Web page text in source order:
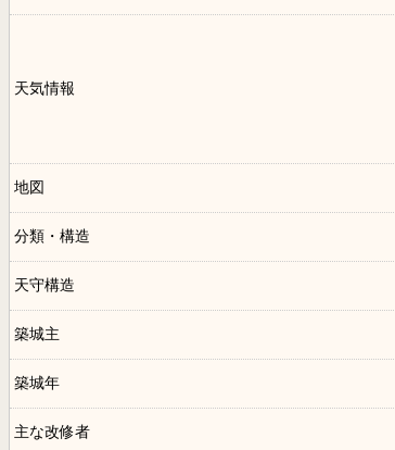
天気情報
地図
分類・構造
天守構造
築城主
築城年
主な改修者